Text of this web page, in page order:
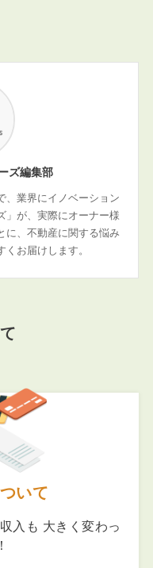
ズ編集部
、業界にイノベーション
」が、実際にオーナー様
に、不動産に関する悩み
お届けします。
いて
入も 大きく変わっ